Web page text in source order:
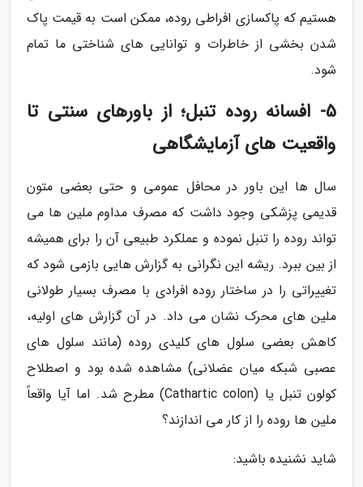
هستیم که پاکسازی افراطی روده، ممکن است به قیمت پاک
شدن بخشی از خاطرات و توانایی های شناختی ما تمام
شود.
5- افسانه روده تنبل؛ از باورهای سنتی تا
واقعیت های آزمایشگاهی
سال ها این باور در محافل عمومی و حتی بعضی متون
قدیمی پزشکی وجود داشت که مصرف مداوم ملین ها می
تواند روده را تنبل نموده و عملکرد طبیعی آن را برای همیشه
از بین ببرد. ریشه این نگرانی به گزارش هایی بازمی شود که
تغییراتی را در ساختار روده افرادی با مصرف بسیار طولانی
ملین های محرک نشان می داد. در آن گزارش های اولیه،
کاهش بعضی سلول های کلیدی روده (مانند سلول های
عصبی شبکه میان عضلانی) مشاهده شده بود و اصطلاح
کولون تنبل یا (Cathartic colon) مطرح شد. اما آیا واقعاً
ملین ها روده را از کار می اندازند؟
شاید نشنیده باشید: